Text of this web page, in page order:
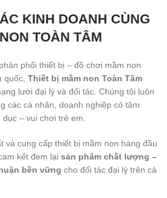
KINH DOANH CÙNG
TOÀN TÂM
phối thiết bị – đồ chơi mầm non
quốc, Thiết bị mầm non Toàn Tâm
lưới đại lý và đối tác. Chúng tôi luôn
các cá nhân, doanh nghiệp có tâm
– vui chơi trẻ em.
và cung cấp thiết bị mầm non hàng đầu
kết đem lại sản phẩm chất lượng –
bền vững cho đối tác đại lý trên cả